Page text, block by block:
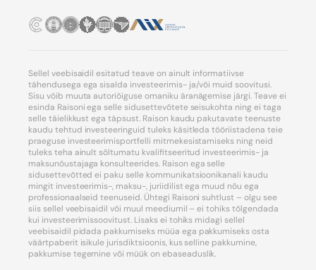
Sellel veebisaidil esitatud teave on ainult informatiivse
tähendusega ega sisalda investeerimis- ja/või muid soovitusi.
Sisu võib muuta autoriõiguse omaniku äranägemise järgi. Teave ei
esinda Raisoni ega selle sidusettevõtete seisukohta ning ei taga
selle täielikkust ega täpsust. Raison kaudu pakutavate teenuste
kaudu tehtud investeeringuid tuleks käsitleda tööriistadena teie
praeguse investeerimisportfelli mitmekesistamiseks ning neid
tuleks teha ainult sõltumatu kvalifitseeritud investeerimis- ja
maksunõustajaga konsulteerides. Raison ega selle
sidusettevõtted ei paku selle kommunikatsioonikanali kaudu
mingit investeerimis-, maksu-, juriidilist ega muud nõu ega
professionaalseid teenuseid. Ühtegi Raisoni suhtlust – olgu see
siis sellel veebisaidil või muul meediumil – ei tohiks tõlgendada
kui investeerimissoovitust. Lisaks ei tohiks midagi sellel
veebisaidil pidada pakkumiseks müüa ega pakkumiseks osta
väärtpaberit isikule jurisdiktsioonis, kus selline pakkumine,
pakkumise tegemine või müük on ebaseaduslik.